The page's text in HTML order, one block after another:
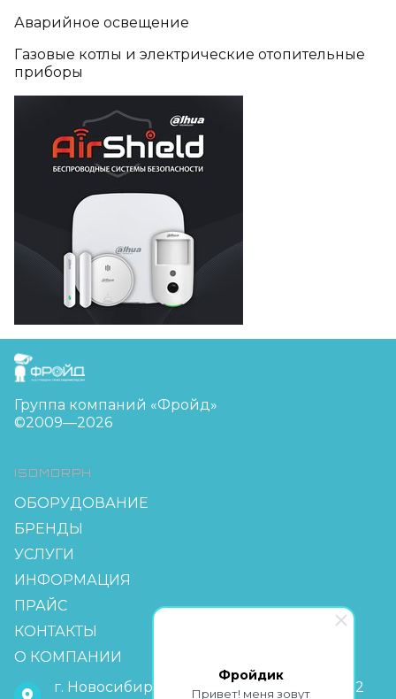
Фройдик
Привет! меня зовут
Аварийное освещение
Газовые котлы и электрические отопительные
приборы
FreudGroup
Группа компаний «Фройд»
©2009—2026
ISOMORPH
ОБОРУДОВАНИЕ
БРЕНДЫ
УСЛУГИ
ИНФОРМАЦИЯ
ПРАЙС
КОНТАКТЫ
О КОМПАНИИ
г. Новосибирск, мкр Горский 63, офис 2-2